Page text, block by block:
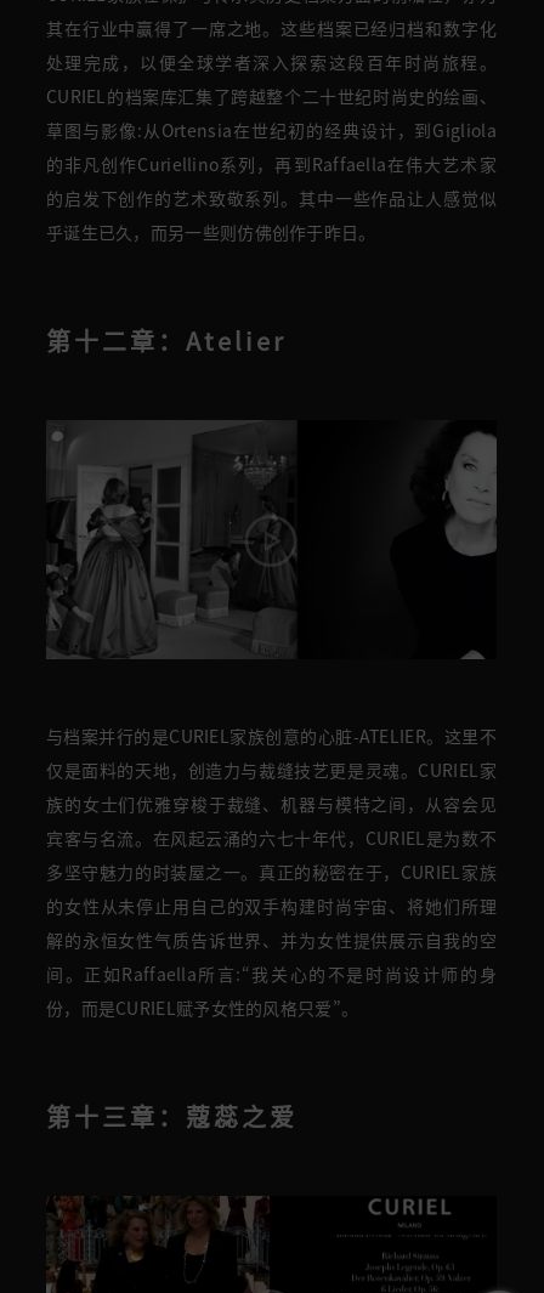
其在行业中赢得了一席之地。这些档案已经归档和数字化
处理完成，以便全球学者深入探索这段百年时尚旅程。
CURIEL的档案库汇集了跨越整个二十世纪时尚史的绘画、
草图与影像:从Ortensia在世纪初的经典设计，到Gigliola
的非凡创作Curiellino系列，再到Raffaella在伟大艺术家
的启发下创作的艺术致敬系列。其中一些作品让人感觉似
乎诞生已久，而另一些则仿佛创作于昨日。
第十二章：Atelier
与档案并行的是CURIEL家族创意的心脏-ATELIER。这里不
仅是面料的天地，创造力与裁缝技艺更是灵魂。CURIEL家
族的女士们优雅穿梭于裁缝、机器与模特之间，从容会见
宾客与名流。在风起云涌的六七十年代，CURIEL是为数不
多坚守魅力的时装屋之一。真正的秘密在于，CURIEL家族
的女性从未停止用自己的双手构建时尚宇宙、将她们所理
解的永恒女性气质告诉世界、并为女性提供展示自我的空
间。正如Raffaella所言:“我关心的不是时尚设计师的身
份，而是CURIEL赋予女性的风格只爱”。
第十三章：蔻蕊之爱